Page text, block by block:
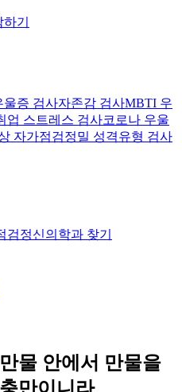
기
울증 검사자존감 검사MBTI 우
업 스트레스 검사코로나 우울
자가점검정밀 성격유형 검사
검정신의학과 찾기
물 안에서 만물을
만이니라